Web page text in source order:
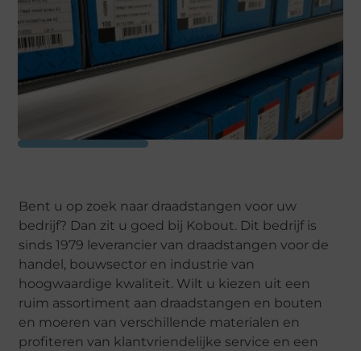
Bent u op zoek naar draadstangen voor uw
bedrijf? Dan zit u goed bij Kobout. Dit bedrijf is
sinds 1979 leverancier van draadstangen voor de
handel, bouwsector en industrie van
hoogwaardige kwaliteit. Wilt u kiezen uit een
ruim assortiment aan draadstangen en bouten
en moeren van verschillende materialen en
profiteren van klantvriendelijke service en een